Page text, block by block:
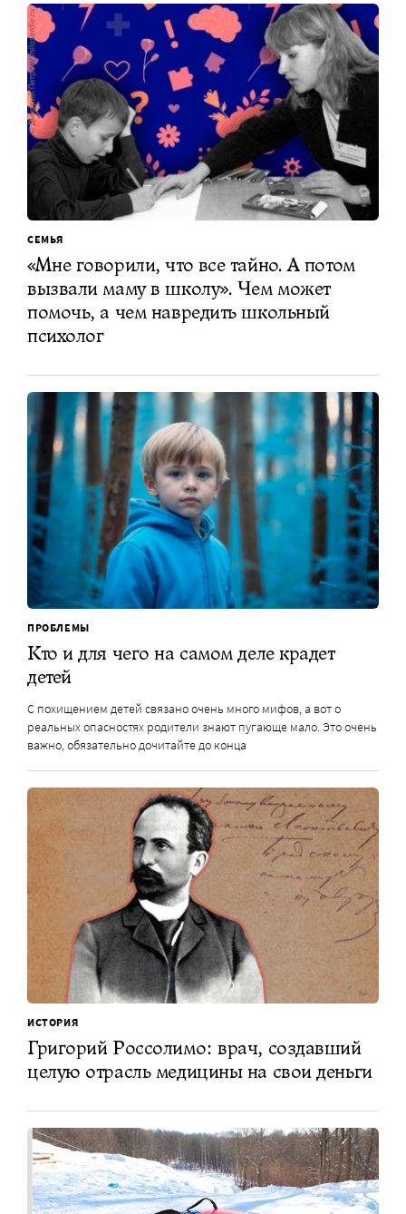
СЕМЬЯ
«Мне говорили, что все тайно. А потом
вызвали маму в школу». Чем может
помочь, а чем навредить школьный
психолог
ПРОБЛЕМЫ
Кто и для чего на самом деле крадет
детей
С похищением детей связано очень много мифов, а вот о
реальных опасностях родители знают пугающе мало. Это очень
важно, обязательно дочитайте до конца
ИСТОРИЯ
Григорий Россолимо: врач, создавший
целую отрасль медицины на свои деньги